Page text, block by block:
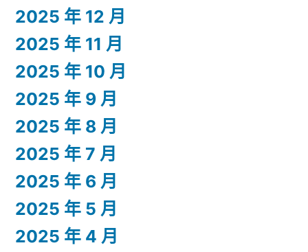
2025 年 12 月
2025 年 11 月
2025 年 10 月
2025 年 9 月
2025 年 8 月
2025 年 7 月
2025 年 6 月
2025 年 5 月
2025 年 4 月